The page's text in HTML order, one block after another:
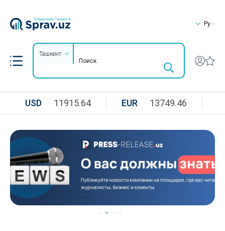
Ру
Ташкент
USD 11915.64 EUR 13749.46